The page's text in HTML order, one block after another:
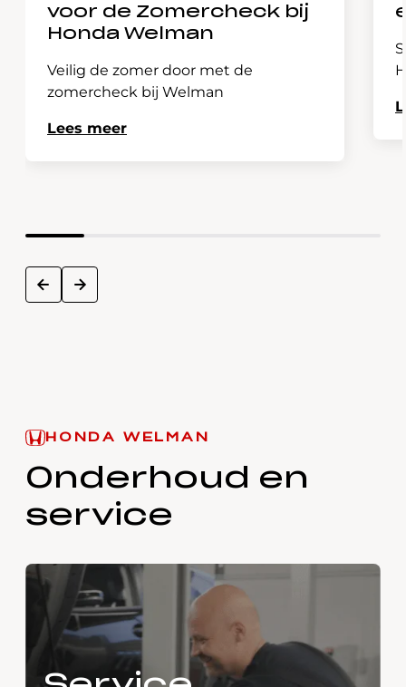
voor de Zomercheck bij
Honda Welman
Veilig de zomer door met de
zomercheck bij Welman
Lees meer
prev next
HONDA WELMAN
Onderhoud en
service